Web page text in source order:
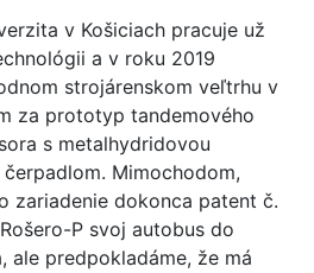
v Košiciach pracuje už
a v roku 2019
strojárenskom veľtrhu v
za prototyp tandemového
s metalhydridovou
Mimochodom,
zariadenie dokonca patent č.
P svoj autobus do
ale predpokladáme, že má